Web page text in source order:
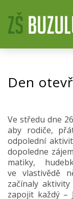
Den
Ve středu dne
aby rodiče,
odpolední
dopoledne
matiky,
ve vlastivědě
začínaly
zapojit každý –